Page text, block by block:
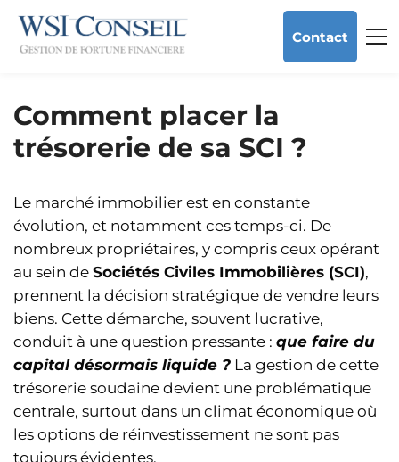
Contact
Comment placer la
trésorerie de sa SCI ?
Le marché immobilier est en constante
évolution, et notamment ces temps-ci. De
nombreux propriétaires, y compris ceux opérant
au sein de Sociétés Civiles Immobilières (SCI),
prennent la décision stratégique de vendre leurs
biens. Cette démarche, souvent lucrative,
conduit à une question pressante : que faire du
capital désormais liquide ? La gestion de cette
trésorerie soudaine devient une problématique
centrale, surtout dans un climat économique où
les options de réinvestissement ne sont pas
toujours évidentes.